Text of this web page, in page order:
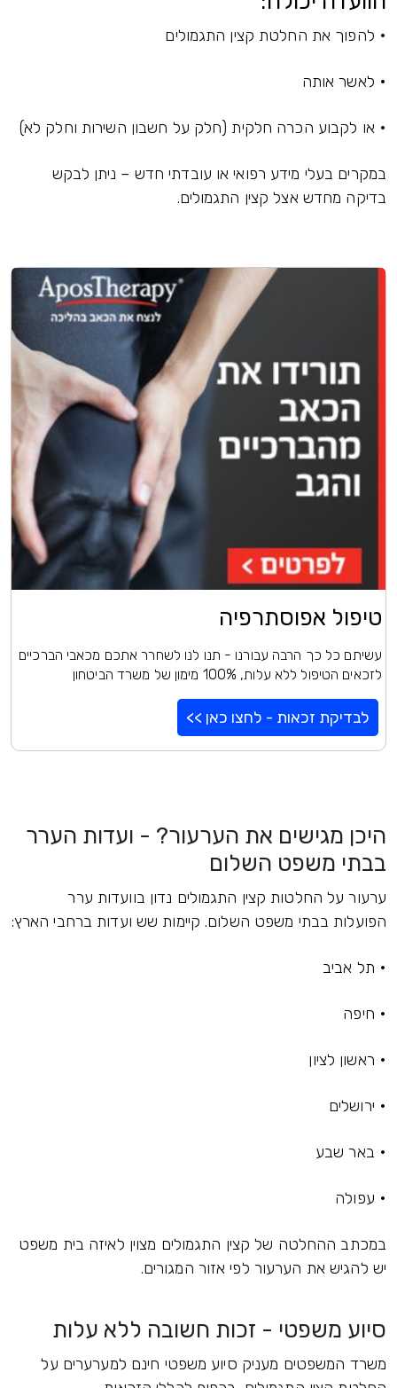
• להפוך את החלטת קצין התגמולים
• לאשר אותה
• או לקבוע הכרה חלקית (חלק על חשבון השירות וחלק לא)
במקרים בעלי מידע רפואי או עובדתי חדש – ניתן לבקש
בדיקה מחדש אצל קצין התגמולים.
טיפול אפוסתרפיה
עשיתם כל כך הרבה עבורנו - תנו לנו לשחרר אתכם מכאבי הברכיים
לזכאים הטיפול ללא עלות, 100% מימון של משרד הביטחון
לבדיקת זכאות - לחצו כאן >>
היכן מגישים את הערעור? - ועדות הערר
בבתי משפט השלום
ערעור על החלטות קצין התגמולים נדון בוועדות ערר
הפועלות בבתי משפט השלום. קיימות שש ועדות ברחבי הארץ:
• תל אביב
• חיפה
• ראשון לציון
• ירושלים
• באר שבע
• עפולה
במכתב ההחלטה של קצין התגמולים מצוין לאיזה בית משפט
יש להגיש את הערעור לפי אזור המגורים.
סיוע משפטי - זכות חשובה ללא עלות
משרד המשפטים מעניק סיוע משפטי חינם למערערים על